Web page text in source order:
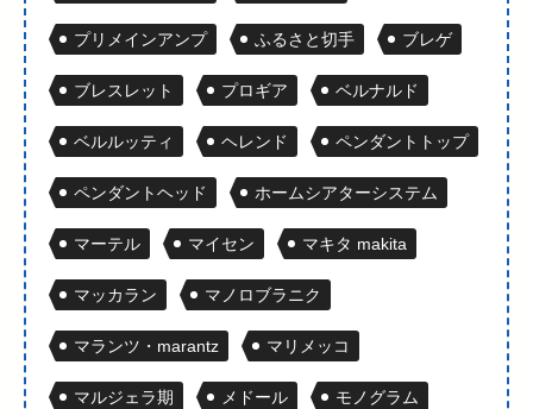
プリメインアンプ ふるさと切手 ブレゲ
ブレスレット プロギア ベルナルド
ベルルッティ ヘレンド ペンダントトップ
ペンダントヘッド ホームシアターシステム
マーテル マイセン マキタ makita
マッカラン マノロブラニク
マランツ・marantz マリメッコ
マルジェラ期 メドール モノグラム